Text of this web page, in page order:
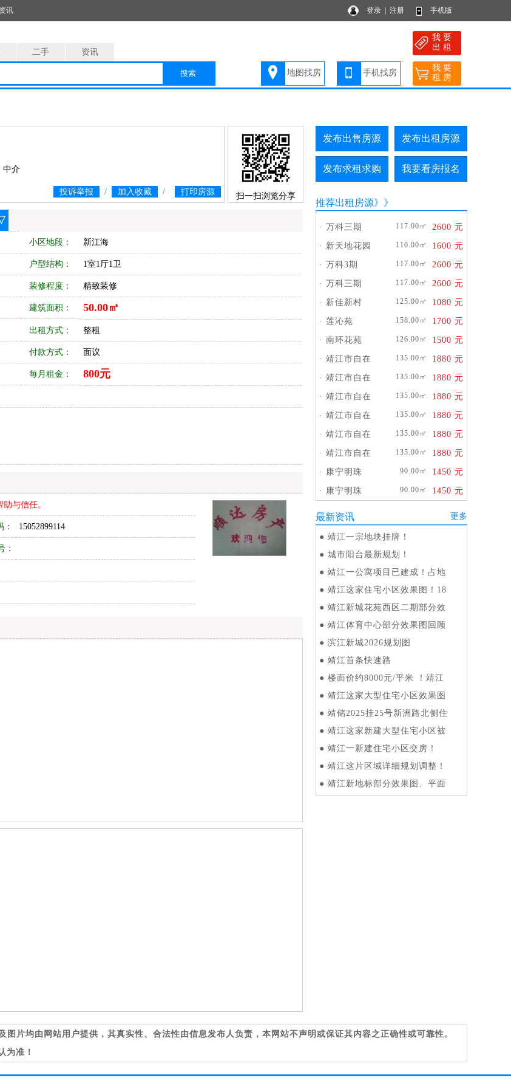
资讯 登录 注册 手机版
二手 资讯
搜索 地图找房 手机找房
我 要
出 租
我 要
租 房
中介
投诉举报 / 加入收藏 / 打印房源 扫一扫浏览分享
小区地段： 新江海
户型结构： 1室1厅1卫
装修程度： 精致装修
建筑面积： 50.00㎡
出租方式： 整租
付款方式： 面议
每月租金： 800元
与信任。
15052899114
：
发布出售房源 发布出租房源
发布求租求购 我要看房报名
推荐出租房源》》
· 万科三期 117.00㎡ 2600 元
· 新天地花园 110.00㎡ 1600 元
· 万科3期 117.00㎡ 2600 元
· 万科三期 117.00㎡ 2600 元
· 新佳新村 125.00㎡ 1080 元
· 莲沁苑 158.00㎡ 1700 元
· 南环花苑 126.00㎡ 1500 元
· 靖江市自在 135.00㎡ 1880 元
· 靖江市自在 135.00㎡ 1880 元
· 靖江市自在 135.00㎡ 1880 元
· 靖江市自在 135.00㎡ 1880 元
· 靖江市自在 135.00㎡ 1880 元
· 靖江市自在 135.00㎡ 1880 元
· 康宁明珠 90.00㎡ 1450 元
· 康宁明珠 90.00㎡ 1450 元
最新资讯 更多
● 靖江一宗地块挂牌！
● 城市阳台最新规划！
● 靖江一公寓项目已建成！占地
● 靖江这家住宅小区效果图！18
● 靖江新城花苑西区二期部分效
● 靖江体育中心部分效果图回顾
● 滨江新城2026规划图
● 靖江首条快速路
● 楼面价约8000元/平米 ！靖江
● 靖江这家大型住宅小区效果图
● 靖储2025挂25号新洲路北侧住
● 靖江这家新建大型住宅小区被
● 靖江一新建住宅小区交房！
● 靖江这片区域详细规划调整！
● 靖江新地标部分效果图、平面
片均由网站用户提供，其真实性、合法性由信息发布人负责，本网站不声明或保证其内容之正确性或可靠性。
为准！